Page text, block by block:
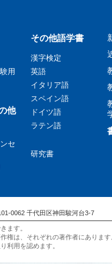
用
他
セ
その他語学書
漢字検定
英語
イタリア語
スペイン語
ドイツ語
ラテン語
研究書
0062 千代田区神田駿河台3-7
ます。
権は、それぞれの著作者にありま
利用を認めます。